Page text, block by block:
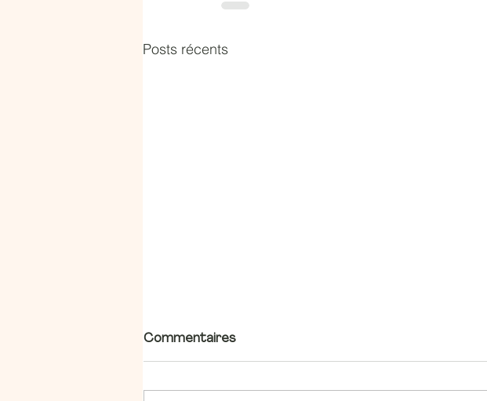
Posts récents
Commentaires